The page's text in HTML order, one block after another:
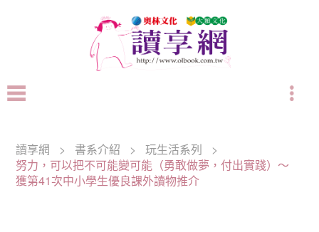
讀享網 > 書系介紹 > 玩生活系列
>
努力，可以把不可能變可能（勇敢做夢，付出實踐）～
獲第41次中小學生優良課外讀物推介